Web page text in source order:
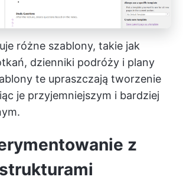
różne szablony, takie jak
dzienniki podróży i plany
te upraszczają tworzenie
je przyjemniejszym i bardziej
z